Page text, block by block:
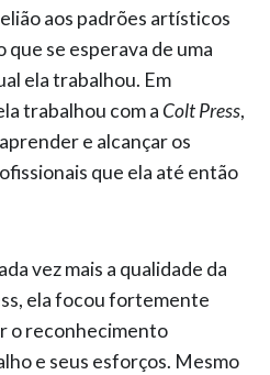
aos padrões artísticos
que se esperava de uma
ela trabalhou. Em
trabalhou com aColt Press,
e alcançar os
que ela até então
vez mais a qualidade da
ela focou fortemente
o reconhecimento
e seus esforços. Mesmo